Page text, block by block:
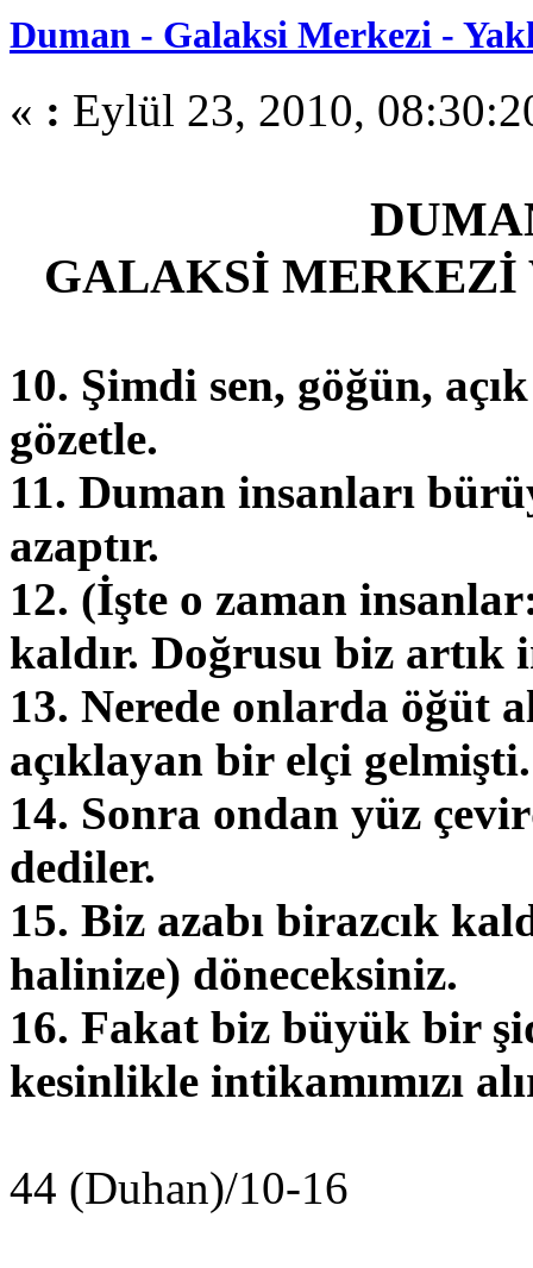
Duman - Galaksi Merkezi -
« : Eylül 23, 2010,
GALAKSİ MERKEZİ
10. Şimdi sen, göğün,
gözetle.
11. Duman insanları
azaptır.
12. (İşte o zaman
kaldır. Doğrusu biz
13. Nerede onlarda öğüt
açıklayan bir elçi
14. Sonra ondan yüz
dediler.
15. Biz azabı birazcık
halinize) döneceksiniz.
16. Fakat biz büyük bir
kesinlikle intikamımızı
44 (Duhan)/10-16